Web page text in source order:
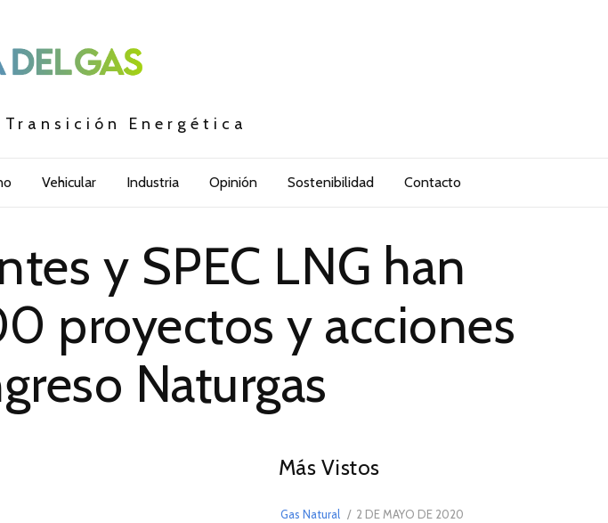
Energética
Vehicular Industria Opinión Sostenibilidad Contacto
y SPEC LNG han
proyectos y acciones
Naturgas
Más Vistos
Gas Natural
POSTED
2 DE MAYO DE 2020